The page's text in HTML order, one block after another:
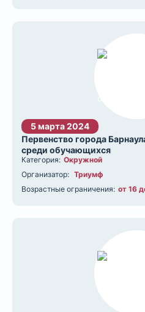
5 марта 2024
Первенство города
среди обучающихся
Категория: Окружной
Организатор: Триумф
Возрастные ограничения: от 16